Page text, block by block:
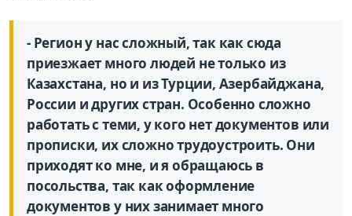
- Регион у нас сложный, так как сюда
приезжает много людей не только из
Казахстана, но и из Турции, Азербайджана,
России и других стран. Особенно сложно
работать с теми, у кого нет документов или
прописки, их сложно трудоустроить. Они
приходят ко мне, и я обращаюсь в
посольства, так как оформление
документов у них занимает много